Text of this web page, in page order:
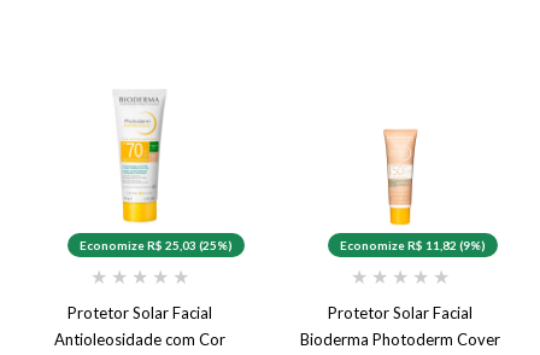
Economize R$ 25,03 (25%)
★ ★ ★ ★ ★
Protetor Solar Facial
Antioleosidade com Cor
Economize R$ 11,82 (9%)
★ ★ ★ ★ ★
Protetor Solar Facial
Bioderma Photoderm Cover